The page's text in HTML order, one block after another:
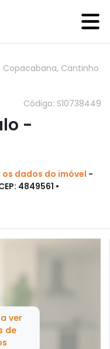
Cantinho
Código: S10738449
-
dados do imóvel -
4849561 •
ver
de